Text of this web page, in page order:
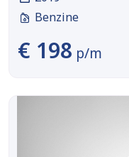
Benzine
€ 198 p/m